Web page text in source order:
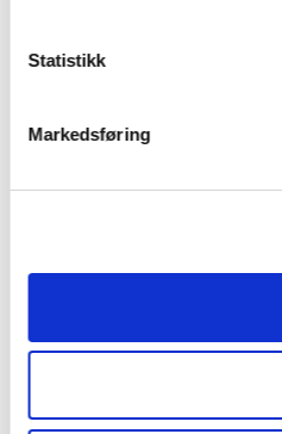
Statistikk
Markedsføring